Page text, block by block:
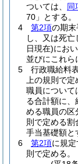
ついては、 同
70」とする。
4
第2項の期
し、又は死
日現在)にお
並びにこれら
5
行政職給料
上の規則で
職員について
る合計額に、
める職員の区
則で定める割
手当基礎額と
6
第2項に規
則で定める。